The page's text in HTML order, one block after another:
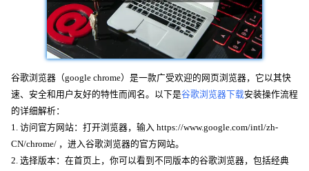
谷歌浏览器（google chrome）是一款广受欢迎的网页浏览器，它以其快
速、安全和用户友好的特性而闻名。以下是谷歌浏览器下载安装操作流程
的详细解析：
1. 访问官方网站：打开浏览器，输入 https://www.google.com/intl/zh-
CN/chrome/ ，进入谷歌浏览器的官方网站。
2. 选择版本：在首页上，你可以看到不同版本的谷歌浏览器，包括经典